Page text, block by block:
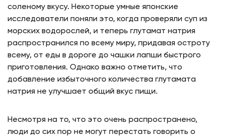
соленому вкусу. Некоторые умные японские
исследователи поняли это, когда проверяли суп из
морских водорослей, и теперь глутамат натрия
распространился по всему миру, придавая остроту
всему, от еды в дороге до чашки лапши быстрого
приготовления. Однако важно отметить, что
добавление избыточного количества глутамата
натрия не улучшает общий вкус пищи.
Несмотря на то, что это очень распространено,
люди до сих пор не могут перестать говорить о